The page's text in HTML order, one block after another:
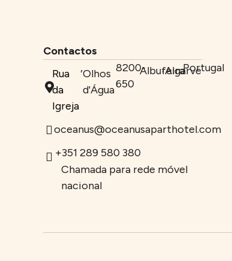
Localização
Contactos
Rua
da
Igreja
,Olhos
d'Água
8200-
650
Albufeira
,AlgarvePortugal
oceanus@oceanusaparthotel.com
+351 289 580 380
Chamada para rede móvel
nacional